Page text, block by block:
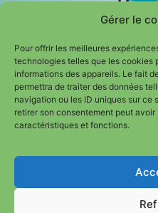
Gérer le
Pour offrir les meilleures
technologies telles que les cookies
informations des appareils. Le fait
permettra de traiter des données
navigation ou les ID uniques sur ce
retirer son consentement peut
caractéristiques et fonctions.
Thème Unique Crée Pour